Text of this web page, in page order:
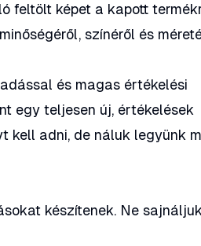
feltölt képet a kapott
színéről és
és magas értékelési
egy teljesen új, értékelések
kell adni, de náluk legyünk
készítenek. Ne